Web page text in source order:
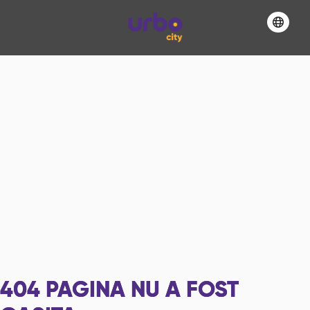
404 PAGINA NU A FOST